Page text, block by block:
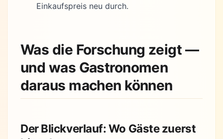
Einkaufspreis neu durch.
Was die Forschung zeigt —
und was Gastronomen
daraus machen können
Der Blickverlauf: Wo Gäste zuerst